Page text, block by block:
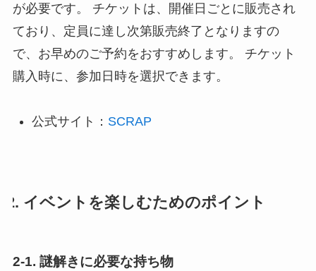
が必要です。 チケットは、開催日ごとに販売され
ており、定員に達し次第販売終了となりますの
で、お早めのご予約をおすすめします。 チケット
購入時に、参加日時を選択できます。
公式サイト： SCRAP
2. イベントを楽しむためのポイント
2-1. 謎解きに必要な持ち物